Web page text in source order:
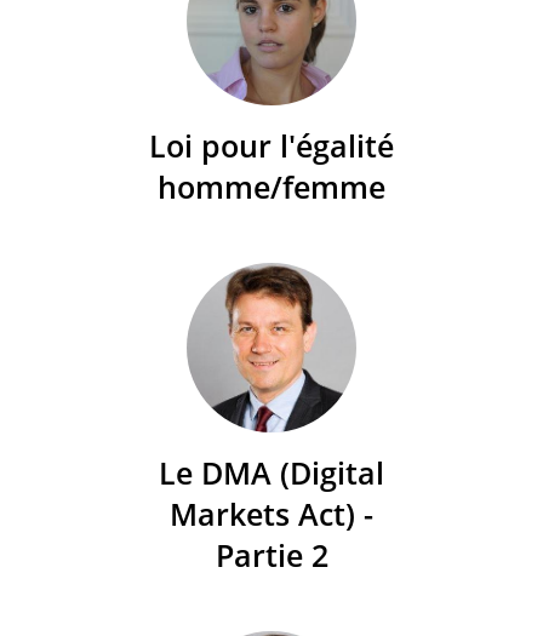
Loi pour l'égalité
homme/femme
Le DMA (Digital
Markets Act) -
Partie 2